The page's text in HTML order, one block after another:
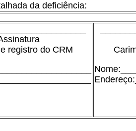
da deficiência:
registro do CRM